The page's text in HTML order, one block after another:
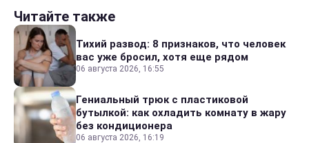
Читайте также
Тихий развод: 8 признаков, что человек
вас уже бросил, хотя еще рядом
06 августа 2026, 16:55
Гениальный трюк с пластиковой
бутылкой: как охладить комнату в жару
без кондиционера
06 августа 2026, 16:19